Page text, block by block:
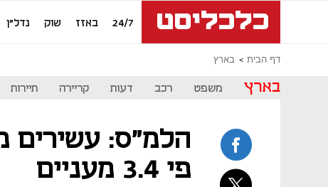
24/7 באזז שוק נדל"ן
דף הבית בארץ
בארץ משפט רכב דעות קריירה תיירות
הלמ"ס: עשירים
פי 3.4 מעניים